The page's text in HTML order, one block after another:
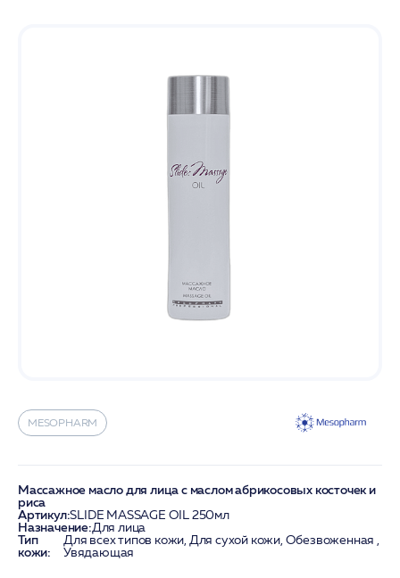
MESOPHARM
Массажное масло для лица с маслом абрикосовых косточек и
риса
Артикул:SLIDE MASSAGE OIL 250мл
Назначение:Для лица
Тип
кожи:
Для всех типов кожи, Для сухой кожи, Обезвоженная ,
Увядающая